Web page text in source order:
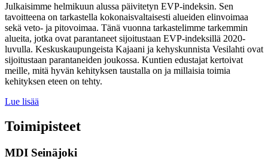
Julkaisimme helmikuun alussa päivitetyn EVP-indeksin. Sen
tavoitteena on tarkastella kokonaisvaltaisesti alueiden elinvoimaa
sekä veto- ja pitovoimaa. Tänä vuonna tarkastelimme tarkemmin
alueita, jotka ovat parantaneet sijoitustaan EVP-indeksillä 2020-
luvulla. Keskuskaupungeista Kajaani ja kehyskunnista Vesilahti ovat
sijoitustaan parantaneiden joukossa. Kuntien edustajat kertoivat
meille, mitä hyvän kehityksen taustalla on ja millaisia toimia
kehityksen eteen on tehty.
Lue lisää
ja
kehyskunnat
parantaa
Toimipisteet
MDI Seinäjoki